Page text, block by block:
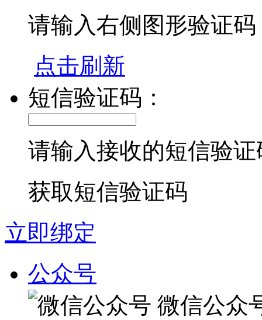
请输入右侧图形验证码
点击刷新
短信验证码：
请输入接收的短信验证
获取短信验证码
立即绑定
公众号
微信公众